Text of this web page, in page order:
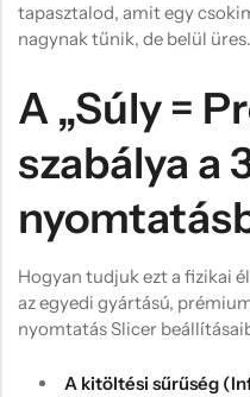
tapasztalod, amit egy
nagynak tűnik, de belül üres.
A „Súly =
szabálya a
Hogyan tudjuk ezt a fizikai
az egyedi gyártású,
nyomtatás Slicer
A kitöltési sűrűség